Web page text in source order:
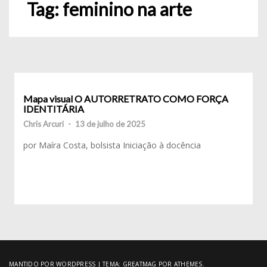
Tag:feminino na arte
Mapa visual O AUTORRETRATO COMO FORÇA
IDENTITÁRIA
Chris Arcuri - 13 de julho de 2025
por Maíra Costa, bolsista Iniciação à docência
MANTIDO POR WORDPRESS |TEMA: GREATMAG POR ATHEMES.